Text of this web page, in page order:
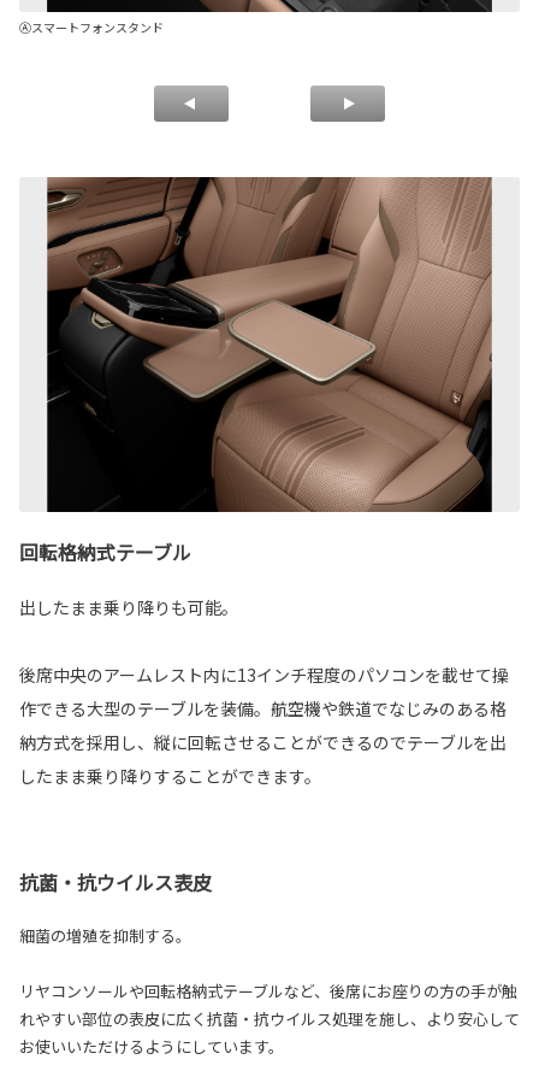
Ⓐスマートフォンスタンド
回転格納式テーブル
出したまま乗り降りも可能。
後席中央のアームレスト内に13インチ程度のパソコンを載せて操
作できる大型のテーブルを装備。航空機や鉄道でなじみのある格
納方式を採用し、縦に回転させることができるのでテーブルを出
したまま乗り降りすることができます。
抗菌・抗ウイルス表皮
細菌の増殖を抑制する。
リヤコンソールや回転格納式テーブルなど、後席にお座りの方の手が触
れやすい部位の表皮に広く抗菌・抗ウイルス処理を施し、より安心して
お使いいただけるようにしています。